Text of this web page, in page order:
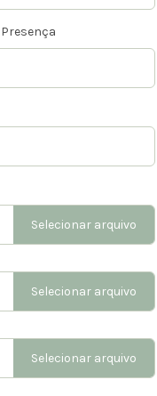
Selecionar arquivo
Selecionar arquivo
Selecionar arquivo